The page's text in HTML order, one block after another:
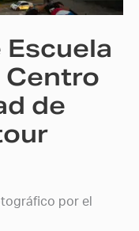
Centro
de
por el